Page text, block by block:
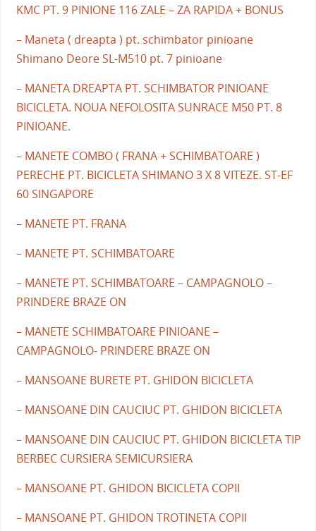
KMC PT. 9 PINIONE 116 ZALE – ZA RAPIDA + BONUS
– Maneta ( dreapta ) pt. schimbator pinioane
Shimano Deore SL-M510 pt. 7 pinioane
– MANETA DREAPTA PT. SCHIMBATOR PINIOANE
BICICLETA. NOUA NEFOLOSITA SUNRACE M50 PT. 8
PINIOANE.
– MANETE COMBO ( FRANA + SCHIMBATOARE )
PERECHE PT. BICICLETA SHIMANO 3 X 8 VITEZE. ST-EF
60 SINGAPORE
– MANETE PT. FRANA
– MANETE PT. SCHIMBATOARE
– MANETE PT. SCHIMBATOARE – CAMPAGNOLO –
PRINDERE BRAZE ON
– MANETE SCHIMBATOARE PINIOANE –
CAMPAGNOLO- PRINDERE BRAZE ON
– MANSOANE BURETE PT. GHIDON BICICLETA
– MANSOANE DIN CAUCIUC PT. GHIDON BICICLETA
– MANSOANE DIN CAUCIUC PT. GHIDON BICICLETA TIP
BERBEC CURSIERA SEMICURSIERA
– MANSOANE PT. GHIDON BICICLETA COPII
– MANSOANE PT. GHIDON TROTINETA COPII